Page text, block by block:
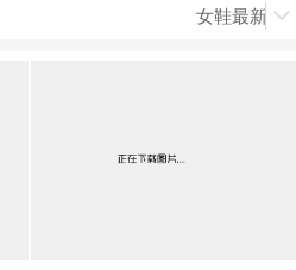
女鞋最新上
